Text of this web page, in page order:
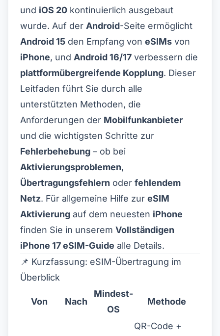
und iOS 20 kontinuierlich ausgebaut
wurde. Auf der Android-Seite ermöglicht
Android 15 den Empfang von eSIMs von
iPhone, und Android 16/17 verbessern die
plattformübergreifende Kopplung. Dieser
Leitfaden führt Sie durch alle
unterstützten Methoden, die
Anforderungen der Mobilfunkanbieter
und die wichtigsten Schritte zur
Fehlerbehebung – ob bei
Aktivierungsproblemen,
Übertragungsfehlern oder fehlendem
Netz. Für allgemeine Hilfe zur eSIM
Aktivierung auf dem neuesten iPhone
finden Sie in unserem Vollständigen
iPhone 17 eSIM-Guide alle Details.
📌 Kurzfassung: eSIM-Übertragung im
Überblick
Von Nach
Mindest-
OS
Methode
QR-Code +